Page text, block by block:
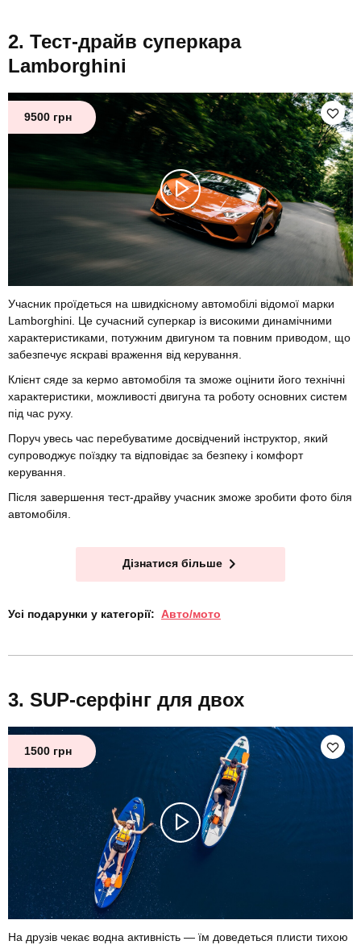
Тест-драйв суперкара
Lamborghini
9500 грн
Учасник проїдеться на швидкісному автомобілі відомої марки
Lamborghini. Це сучасний суперкар із високими динамічними
характеристиками, потужним двигуном та повним приводом, що
забезпечує яскраві враження від керування.
Клієнт сяде за кермо автомобіля та зможе оцінити його технічні
характеристики, можливості двигуна та роботу основних систем
під час руху.
Поруч увесь час перебуватиме досвідчений інструктор, який
супроводжує поїздку та відповідає за безпеку і комфорт
керування.
Після завершення тест-драйву учасник зможе зробити фото біля
автомобіля.
Дізнатися більше
Усі подарунки у категорії: Авто/мото
SUP-серфінг для двох
1500 грн
На друзів чекає водна активність — їм доведеться плисти тихою